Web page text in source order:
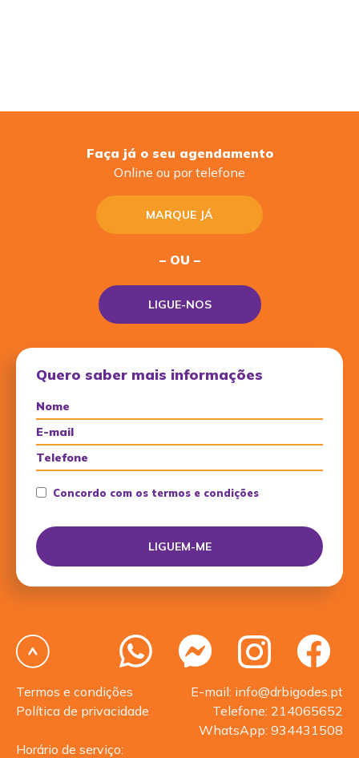
Faça já o seu agendamento
Online ou por telefone
MARQUE JÁ
– OU –
LIGUE-NOS
Quero saber mais informações
Concordo com os termos e condições
Termos e condições
Política de privacidade
E-mail: info@drbigodes.pt
Telefone: 214065652
WhatsApp: 934431508
Horário de serviço: